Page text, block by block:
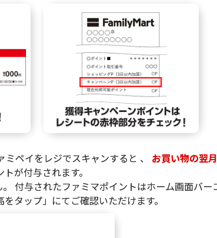
ペイをレジでスキャンすると 、 お買い物の翌
トが付与されます。
付与されたファミマポイントはホーム画面バー
タップ」にてご確認いただけます。